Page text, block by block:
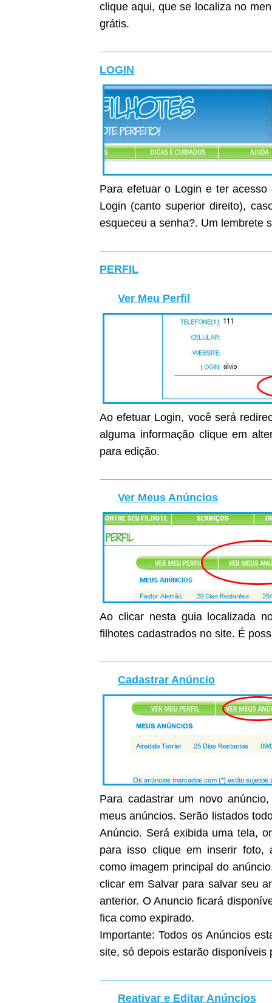
clique aqui, que se localiza no
grátis.
LOGIN
Para efetuar o Login e ter
Login (canto superior direito),
esqueceu a senha?. Um
PERFIL
Ver Meu Perfil
Ao efetuar Login, você será
alguma informação clique em
para edição.
Ver Meus Anúncios
Ao clicar nesta guia localizada
filhotes cadastrados no site. É
Cadastrar Anúncio
Para cadastrar um novo anúncio,
meus anúncios. Serão listados
Anúncio. Será exibida uma tela,
para isso clique em inserir
como imagem principal do
clicar em Salvar para salvar seu
anterior. O Anuncio ficará
fica como expirado.
Importante: Todos os Anúncios
site, só depois estarão disponíveis
Reativar e Editar Anúncios